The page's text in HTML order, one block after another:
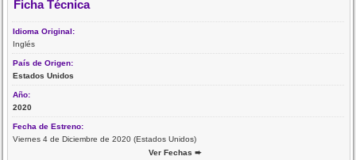
Ficha Técnica
Idioma Original:
Inglés
País de Origen:
Estados Unidos
Año:
2020
Fecha de Estreno:
Viernes 4 de Diciembre de 2020 (Estados Unidos)
Ver Fechas ➨